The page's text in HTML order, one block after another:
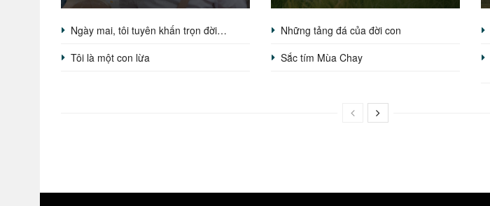
Ngày mai, tôi tuyên khấn trọn đời… Những tảng đá của đời con
Tôi là một con lừa
Sắc tím Mùa Chay